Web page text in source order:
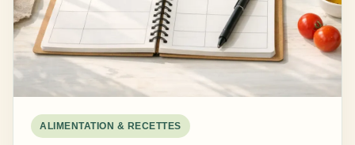
ALIMENTATION & RECETTES